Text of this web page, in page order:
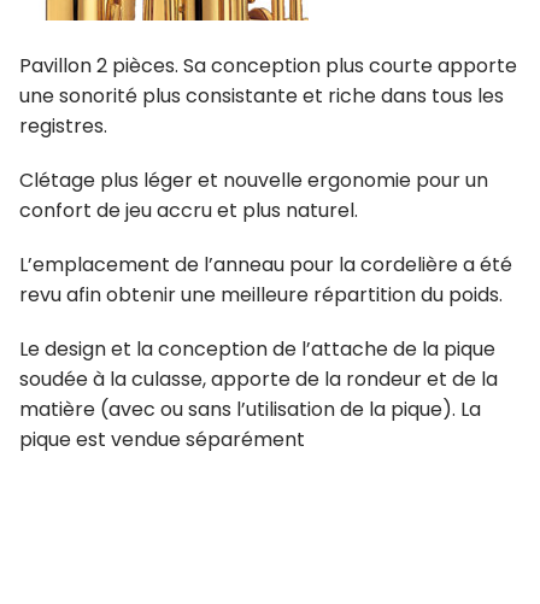
Pavillon 2 pièces. Sa conception plus courte apporte
une sonorité plus consistante et riche dans tous les
registres.
Clétage plus léger et nouvelle ergonomie pour un
confort de jeu accru et plus naturel.
L’emplacement de l’anneau pour la cordelière a été
revu afin obtenir une meilleure répartition du poids.
Le design et la conception de l’attache de la pique
soudée à la culasse, apporte de la rondeur et de la
matière (avec ou sans l’utilisation de la pique). La
pique est vendue séparément